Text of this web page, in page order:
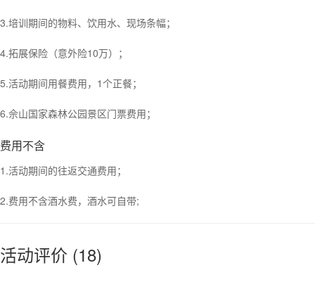
3.培训期间的物料、饮用水、现场条幅；
4.拓展保险（意外险10万）；
5.活动期间用餐费用，1个正餐；
6.佘山国家森林公园景区门票费用；
费用不含
1.活动期间的往返交通费用；
2.费用不含酒水费，酒水可自带;
活动评价 (18)